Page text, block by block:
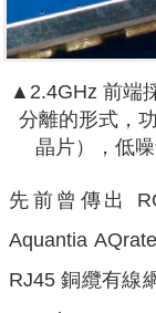
▲2.4GHz 前端
分離的形式，
晶片），低
先前曾傳出
Aquantia
RJ45 銅纜有線